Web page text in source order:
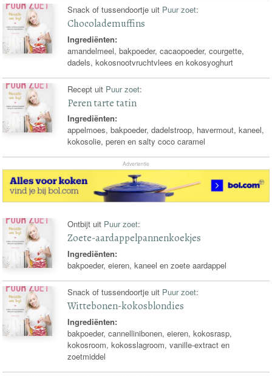
Snack of tussendoortje uit Puur zoet:
Chocolademuffins
Ingrediënten:
amandelmeel, bakpoeder, cacaopoeder, courgette,
dadels, kokosnootvruchtvlees en kokosyoghurt
Recept uit Puur zoet:
Peren tarte tatin
Ingrediënten:
appelmoes, bakpoeder, dadelstroop, havermout, kaneel,
kokosolie, peren en salty coco caramel
Advertentie
Ontbijt uit Puur zoet:
Zoete-aardappelpannenkoekjes
Ingrediënten:
bakpoeder, eieren, kaneel en zoete aardappel
Snack of tussendoortje uit Puur zoet:
Wittebonen-kokosblondies
Ingrediënten:
bakpoeder, cannellinibonen, eieren, kokosrasp,
kokosroom, kokosslagroom, vanille-extract en
zoetmiddel